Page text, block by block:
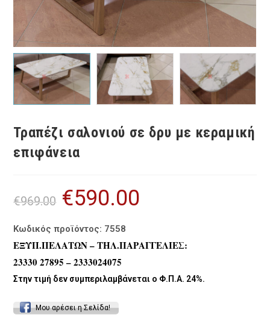
Τραπέζι σαλονιού σε δρυ με κεραμική
επιφάνεια
€969.00
Original
price
was:
€590.00
Κωδικός προϊόντος: 7558
ΕΞΥΠ.ΠΕΛΑΤΩΝ – ΤΗΛ.ΠΑΡΑΓΓΕΛΙΕΣ:
23330 27895 – 2333024075
Στην τιμή δεν συμπεριλαμβάνεται ο Φ.Π.Α. 24%.
Μου αρέσει η Σελίδα!